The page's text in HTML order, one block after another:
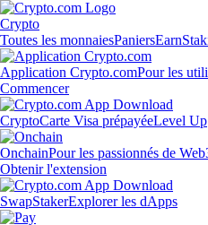
Crypto
Toutes les monnaiesPaniersEarn
Application Crypto.comPour les
Commencer
CryptoCarte Visa prépayéeLevel Up
OnchainPour les passionnés de
Obtenir l'extension
SwapStakerExplorer les dApps